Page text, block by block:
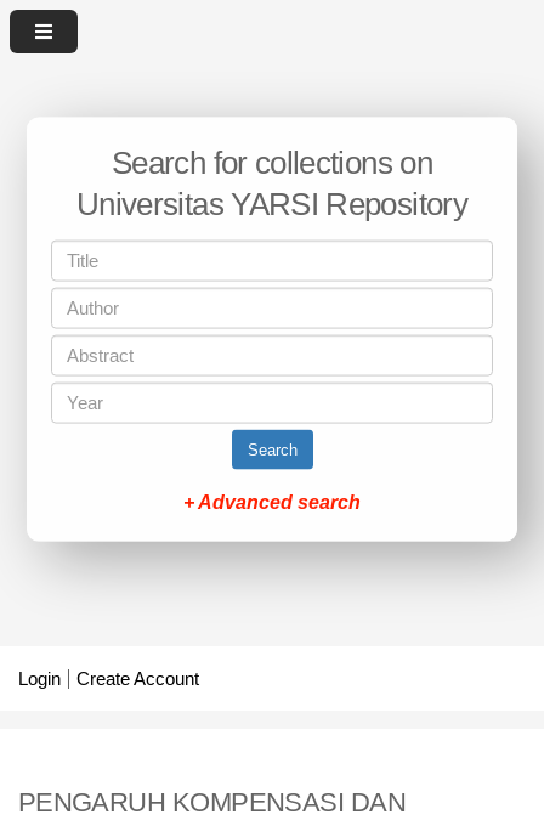
Search for collections on
Universitas YARSI Repository
Search
+ Advanced search
Login Create Account
PENGARUH KOMPENSASI DAN